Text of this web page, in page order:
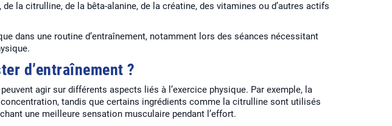
la citrulline, de la bêta-alanine, de la créatine, des vitamines ou d’autres actifs
dans une routine d’entraînement, notamment lors des séances nécessitant
d’entraînement ?
agir sur différents aspects liés à l’exercice physique. Par exemple, la
tandis que certains ingrédients comme la citrulline sont utilisés
une meilleure sensation musculaire pendant l’effort.